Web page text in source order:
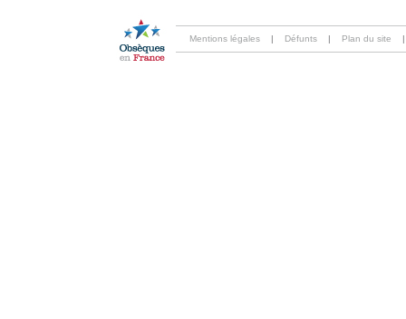
Mentions légales | Défunts | Plan du site |